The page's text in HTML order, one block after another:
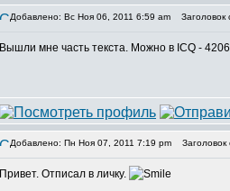
Добавлено: Вс Ноя 06, 2011 6:59 am Заголовок
Вышли мне часть текста. Можно в ICQ -
Добавлено: Пн Ноя 07, 2011 7:19 pm Заголовок
Привет. Отписал в личку.